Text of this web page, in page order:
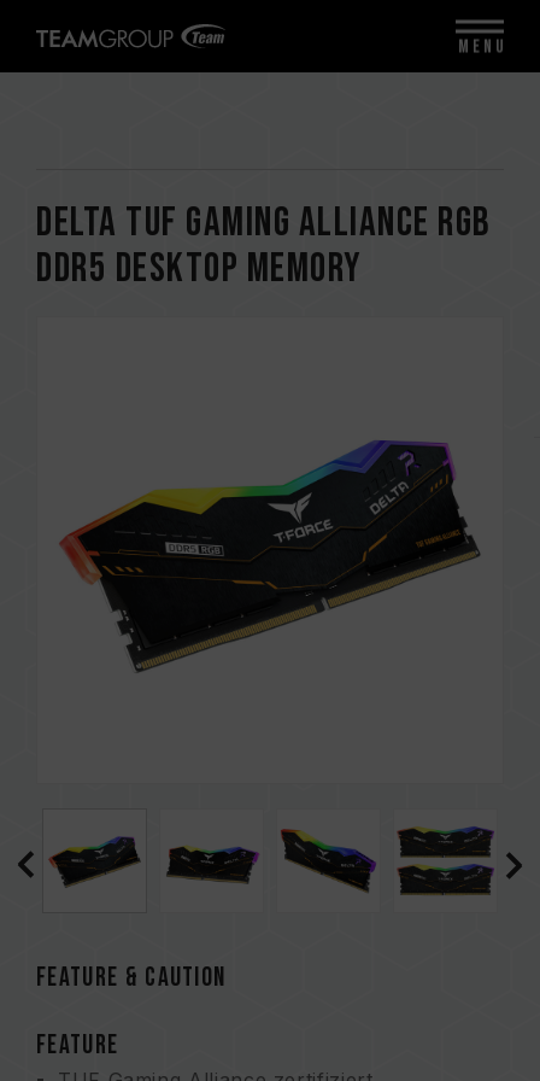
DELTA TUF Gaming Alliance RGB
DDR5 DESKTOP MEMORY
FEATURE & CAUTION
FEATURE
MENU